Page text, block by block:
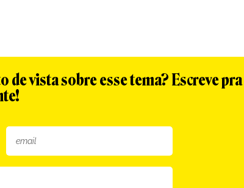
vista sobre esse tema? Escreve pra